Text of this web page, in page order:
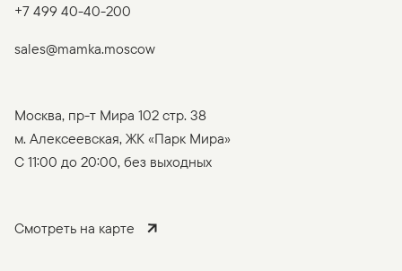
+7 499 40-40-200
sales@mamka.moscow
Москва, пр-т Мира 102 стр. 38
м. Алексеевская, ЖК «Парк Мира»
C 11:00 до 20:00, без выходных
Смотреть на карте